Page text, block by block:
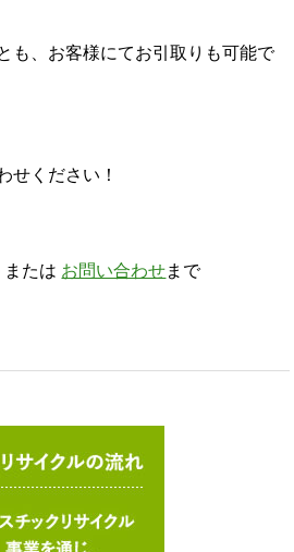
も、お客様にてお引取りも可能で
せください！
たは お問い合わせまで